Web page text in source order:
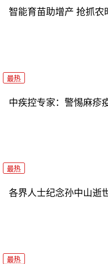
智能育苗助增产 抢抓农
最热
中疾控专家：警惕麻疹
最热
各界人士纪念孙中山逝
最热